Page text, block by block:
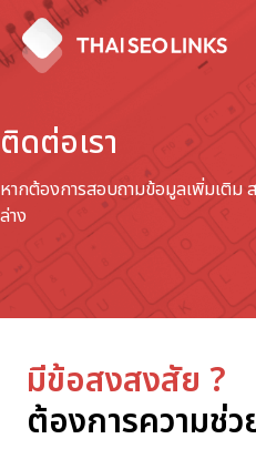
Skip
to
content
ติดต่อเรา
หากต้องการสอบถามข้อมูลเพิ่มเติม
ล่าง
มีข้อสงสงสัย ?
ต้องการความช่ว